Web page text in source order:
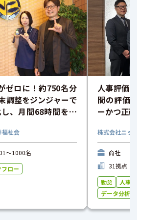
ゼロに！約750名分
調整をジンジャーで
、月間68時間を削
福祉会
〜1000名
ロー
人事評価ペ
間の評価
ーかつ正確
株式会社ニップ
商社
31拠点
勤怠
人事
データ分析